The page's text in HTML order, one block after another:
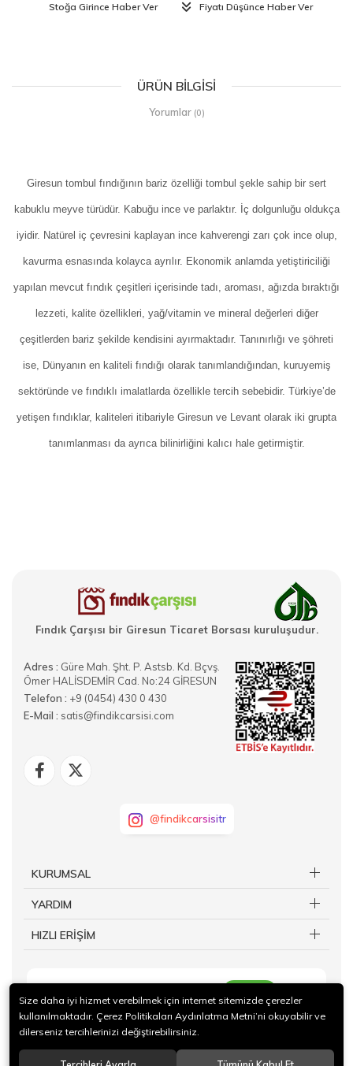
Stoğa Girince Haber Ver Fiyatı Düşünce Haber Ver
ÜRÜN BILGISI
Yorumlar (0)
Giresun tombul fındığının bariz özelliği tombul şekle sahip bir sert
kabuklu meyve türüdür. Kabuğu ince ve parlaktır. İç dolgunluğu oldukça
iyidir. Natürel iç çevresini kaplayan ince kahverengi zarı çok ince olup,
kavurma esnasında kolayca ayrılır. Ekonomik anlamda yetiştiriciliği
yapılan mevcut fındık çeşitleri içerisinde tadı, aroması, ağızda bıraktığı
lezzeti, kalite özellikleri, yağ/vitamin ve mineral değerleri diğer
çeşitlerden bariz şekilde kendisini ayırmaktadır. Tanınırlığı ve şöhreti
ise, Dünyanın en kaliteli fındığı olarak tanımlandığından, kuruyemiş
sektöründe ve fındıklı imalatlarda özellikle tercih sebebidir. Türkiye’de
yetişen fındıklar, kaliteleri itibariyle Giresun ve Levant olarak iki grupta
tanımlanması da ayrıca bilinirliğini kalıcı hale getirmiştir.
Fındık Çarşısı bir Giresun Ticaret Borsası kuruluşudur.
Adres : Güre Mah. Şht. P. Astsb. Kd. Bçvş.
Ömer HALİSDEMİR Cad. No:24 GİRESUN
Telefon : +9 (0454) 430 0 430
E-Mail : satis@findikcarsisi.com
@findikcarsisitr
KURUMSAL
YARDIM
HIZLI ERİŞİM
Size daha iyi hizmet verebilmek için internet sitemizde çerezler
kullanılmaktadır. Çerez Politikaları Aydınlatma Metni’ni okuyabilir ve
dilerseniz tercihlerinizi değiştirebilirsiniz.